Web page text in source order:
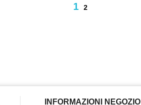
1 2
INFORMAZIONI NEGOZIO